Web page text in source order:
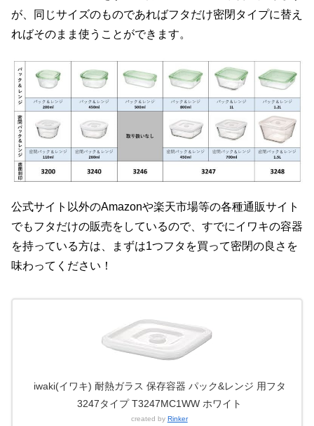
が、同じサイズのものであればフタだけ密閉タイプに替え
ればそのまま使うことができます。
公式サイト以外のAmazonや楽天市場等の各種通販サイト
でもフタだけの販売をしているので、すでにイワキの容器
を持っている方は、まずは1つフタを買って密閉の良さを
味わってください！
iwaki(イワキ) 耐熱ガラス 保存容器 パック&レンジ 用フタ
3247タイプ T3247MC1WW ホワイト
created by Rinker